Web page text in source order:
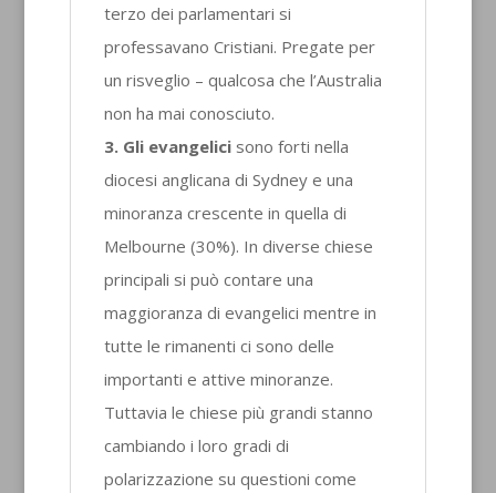
terzo dei parlamentari si
professavano Cristiani. Pregate per
un risveglio – qualcosa che l’Australia
non ha mai conosciuto.
3. Gli evangelicisono forti nella
diocesi anglicana di Sydney e una
minoranza crescente in quella di
Melbourne (30%). In diverse chiese
principali si può contare una
maggioranza di evangelici mentre in
tutte le rimanenti ci sono delle
importanti e attive minoranze.
Tuttavia le chiese più grandi stanno
cambiando i loro gradi di
polarizzazione su questioni come